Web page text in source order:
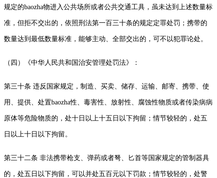
规定的baozha物进入公共场所或者公共交通工具，虽未达到上述数量标
准，但拒不交出的，依照刑法第一百三十条的规定定罪处罚；携带的
数量达到最低数量标准，能够主动、全部交出的，可不以犯罪论处。
（四）《中华人民共和国治安管理处罚法》：
第三十条 违反国家规定，制造、买卖、储存、运输、邮寄、携带、使
用、提供、处置baozha性、毒害性、放射性、腐蚀性物质或者传染病病
原体等危险物质的，处十日以上十五日以下拘留；情节较轻的，处五
日以上十日以下拘留。
第三十二条 非法携带枪支、弹药或者弩、匕首等国家规定的管制器具
的，处五日以下拘留，可以并处五百元以下罚款；情节较轻的，处警